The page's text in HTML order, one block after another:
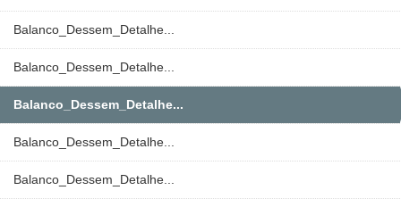
Balanco_Dessem_Detalhe...
Balanco_Dessem_Detalhe...
Balanco_Dessem_Detalhe...
Balanco_Dessem_Detalhe...
Balanco_Dessem_Detalhe...